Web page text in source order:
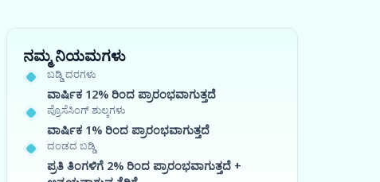
ನಮ್ಮ ನಿಯಮಗಳು
ಬಡ್ಡಿ ದರಗಳು
ವಾರ್ಷಿಕ 12% ರಿಂದ ಪ್ರಾರಂಭವಾಗುತ್ತದೆ
ಪ್ರೊಸೆಸಿಂಗ್ ಶುಲ್ಕಗಳು
ವಾರ್ಷಿಕ 1% ರಿಂದ ಪ್ರಾರಂಭವಾಗುತ್ತದೆ
ದಂಡದ ಬಡ್ಡಿ
ಪ್ರತಿ ತಿಂಗಳಿಗೆ 2% ರಿಂದ ಪ್ರಾರಂಭವಾಗುತ್ತದೆ +